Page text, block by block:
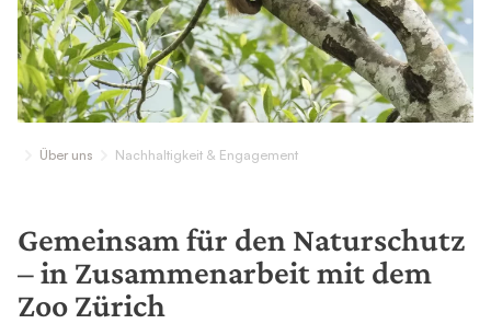
Über uns Nachhaltigkeit & Engagement
Gemeinsam für den Naturschutz
– in Zusammenarbeit mit dem
Zoo Zürich